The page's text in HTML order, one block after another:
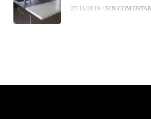
27/11/2019 / SIN